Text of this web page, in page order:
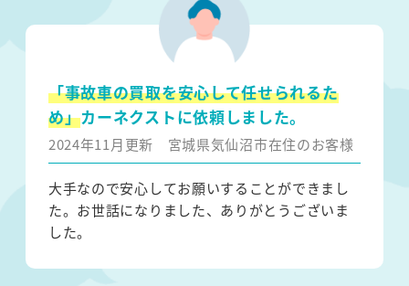
「事故車の買取を安心して任せられるた
め」カーネクストに依頼しました。
2024年11月更新 宮城県気仙沼市在住のお客様
大手なので安心してお願いすることができまし
た。お世話になりました、ありがとうございま
した。